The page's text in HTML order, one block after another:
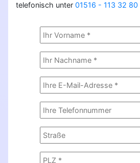
telefonisch unter 01516 - 113 32 80